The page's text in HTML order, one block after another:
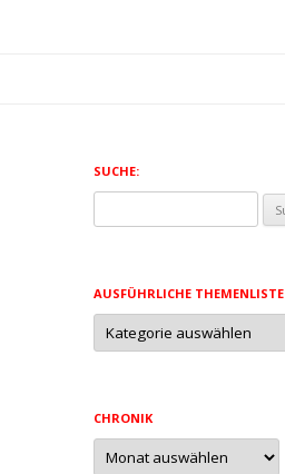
SUCHE:
nach:
AUSFÜHRLICHE THEMENLISTE
Ausführliche
Themenliste
CHRONIK
Chronik